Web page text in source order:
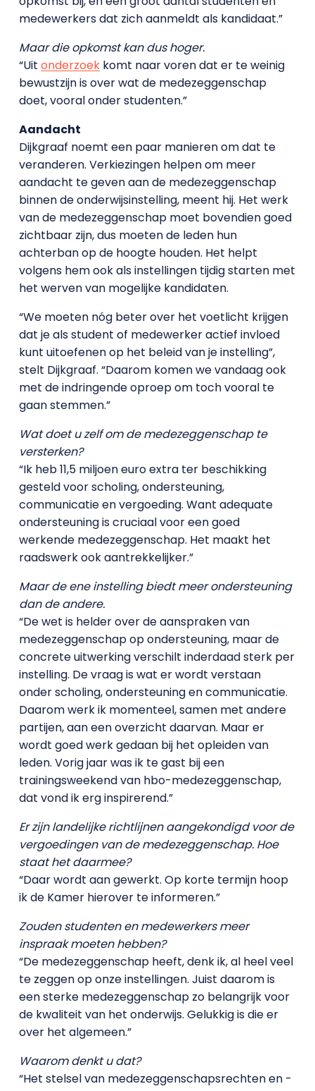
medewerkers dat zich aanmeldt als kandidaat.”
Maar die opkomst kan dus hoger.
“Uit onderzoekkomt naar voren dat er te weinig
bewustzijn is over wat de medezeggenschap
doet, vooral onder studenten.”
Aandacht
Dijkgraaf noemt een paar manieren om dat te
veranderen. Verkiezingen helpen om meer
aandacht te geven aan de medezeggenschap
binnen de onderwijsinstelling, meent hij. Het werk
van de medezeggenschap moet bovendien goed
zichtbaar zijn, dus moeten de leden hun
achterban op de hoogte houden. Het helpt
volgens hem ook als instellingen tijdig starten met
het werven van mogelijke kandidaten.
“We moeten nóg beter over het voetlicht krijgen
dat je als student of medewerker actief invloed
kunt uitoefenen op het beleid van je instelling”,
stelt Dijkgraaf. “Daarom komen we vandaag ook
met de indringende oproep om toch vooral te
gaan stemmen.”
Wat doet u zelf om de medezeggenschap te
versterken?
“Ik heb 11,5 miljoen euro extra ter beschikking
gesteld voor scholing, ondersteuning,
communicatie en vergoeding. Want adequate
ondersteuning is cruciaal voor een goed
werkende medezeggenschap. Het maakt het
raadswerk ook aantrekkelijker.”
Maar de ene instelling biedt meer ondersteuning
dan de andere.
“De wet is helder over de aanspraken van
medezeggenschap op ondersteuning, maar de
concrete uitwerking verschilt inderdaad sterk per
instelling. De vraag is wat er wordt verstaan
onder scholing, ondersteuning en communicatie.
Daarom werk ik momenteel, samen met andere
partijen, aan een overzicht daarvan. Maar er
wordt goed werk gedaan bij het opleiden van
leden. Vorig jaar was ik te gast bij een
trainingsweekend van hbo-medezeggenschap,
dat vond ik erg inspirerend.”
Er zijn landelijke richtlijnen aangekondigd voor de
vergoedingen van de medezeggenschap. Hoe
staat het daarmee?
“Daar wordt aan gewerkt. Op korte termijn hoop
ik de Kamer hierover te informeren.”
Zouden studenten en medewerkers meer
inspraak moeten hebben?
“De medezeggenschap heeft, denk ik, al heel veel
te zeggen op onze instellingen. Juist daarom is
een sterke medezeggenschap zo belangrijk voor
de kwaliteit van het onderwijs. Gelukkig is die er
over het algemeen.”
Waarom denkt u dat?
“Het stelsel van medezeggenschapsrechten en -